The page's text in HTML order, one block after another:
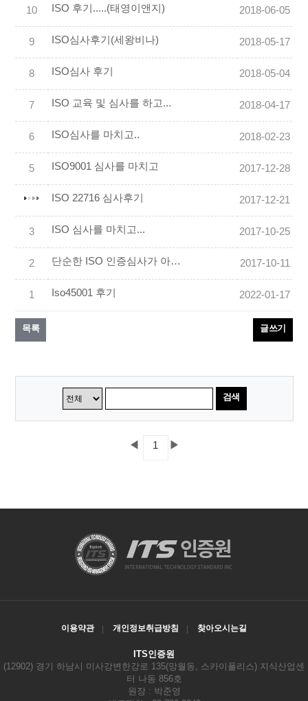
10 ISO 후기.....(태영이앤지) 2018-06-05
9 ISO심사후기(세왕비나) 2018-05-17
8 ISO심사 후기 2018-05-04
7 ISO 교육 및 심사를 하고... 2018-04-17
6 ISO심사를 마치고.. 2018-02-23
5 ISO9001 심사를 마치고 2017-12-28
ISO 22716 심사후기 2017-12-21
3 ISO 심사를 마치고... 2017-10-25
2 단순한 ISO 인증심사가 아니라 알찬 시간이었습니다 2017-10-11
1 Iso45001 후기 2022-01-17
목록 글쓰기
검색
◀ 1 ▶
이용약관 개인정보취급방침 찾아오시는길
ITS인증원
(12902) 경기 하남시 미사강변한강로 135(망월동, 스카이폴리스) 지식산업센
터 나동 856호
원장 : 박준영